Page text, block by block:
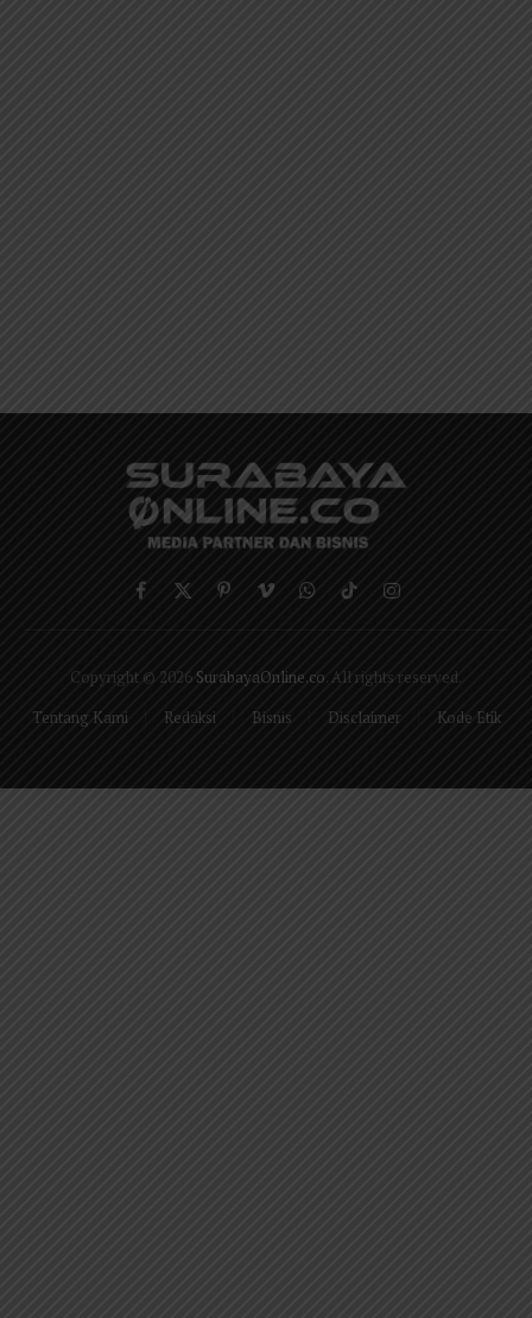
Facebook
X
PinterestVimeoWhatsApp
TikTokInstagram
Copyright © 2026 SurabayaOnline.co . All rights reserved.
Tentang Kami
Redaksi Bisnis Disclaimer Kode Etik